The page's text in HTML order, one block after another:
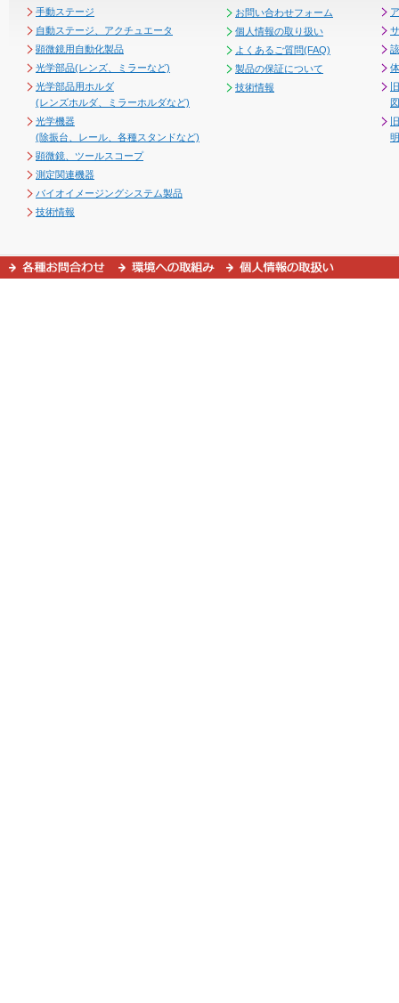
手動ステージ
自動ステージ、アクチュエータ
顕微鏡用自動化製品
光学部品(レンズ、ミラーなど)
光学部品用ホルダ
(レンズホルダ、ミラーホルダなど)
光学機器
(除振台、レール、各種スタンドなど)
顕微鏡、ツールスコープ
測定関連機器
バイオイメージングシステム製品
技術情報
お問い合わせフォーム
個人情報の取り扱い
よくあるご質問(FAQ)
製品の保証について
技術情報